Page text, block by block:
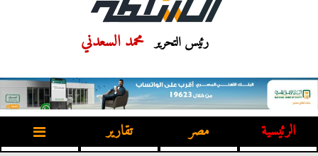
رئيس التحرير محمد السعدني
الرئيسية مصر تقارير